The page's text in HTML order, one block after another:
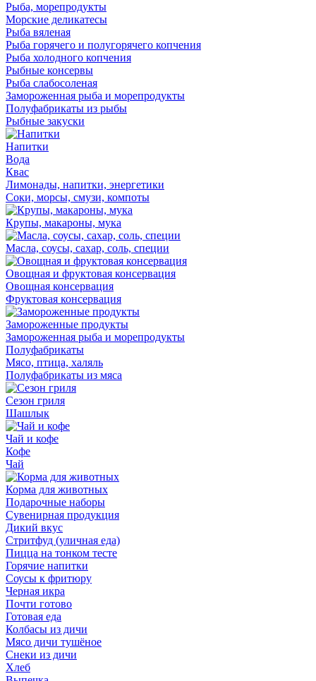
Рыба, морепродукты
Морские деликатесы
Рыба вяленая
Рыба горячего и полугорячего копчения
Рыба холодного копчения
Рыбные консервы
Рыба слабосоленая
Замороженная рыба и морепродукты
Полуфабрикаты из рыбы
Рыбные закуски
Напитки
Вода
Квас
Лимонады, напитки, энергетики
Соки, морсы, смузи, компоты
Крупы, макароны, мука
Масла, соусы, сахар, соль, специи
Овощная и фруктовая консервация
Овощная консервация
Фруктовая консервация
Замороженные продукты
Замороженная рыба и морепродукты
Полуфабрикаты
Мясо, птица, халяль
Полуфабрикаты из мяса
Сезон гриля
Шашлык
Чай и кофе
Кофе
Чай
Корма для животных
Подарочные наборы
Сувенирная продукция
Дикий вкус
Стритфуд (уличная еда)
Пицца на тонком тесте
Горячие напитки
Соусы к фритюру
Черная икра
Почти готово
Готовая еда
Колбасы из дичи
Мясо дичи тушёное
Снеки из дичи
Хлеб